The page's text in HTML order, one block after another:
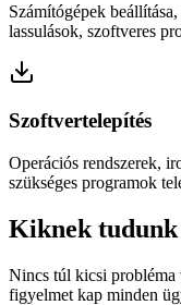
Számítógépek
lassulások, szoftveres
Szoftvertelepítés
Operációs rendszerek,
szükséges programok
Kiknek tudunk
Nincs túl kicsi probléma
figyelmet kap minden